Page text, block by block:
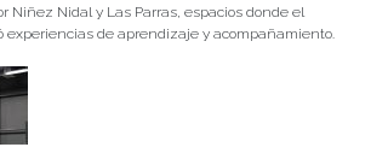
Niñez Nidal y Las Parras, espacios donde el
experiencias de aprendizaje y acompañamiento.